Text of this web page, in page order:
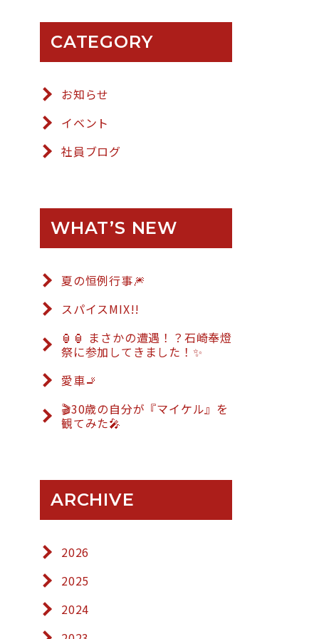
CATEGORY
お知らせ
イベント
社員ブログ
WHAT’S NEW
夏の恒例行事🎆
スパイスMIX!!
🏮🏮 まさかの遭遇！？石崎奉燈
祭に参加してきました！✨
愛車🚬
🎬30歳の自分が『マイケル』を
観てみた🎤
ARCHIVE
2026
2025
2024